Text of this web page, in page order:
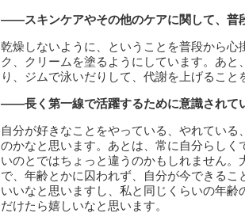
――スキンケアやその他のケアに関して、普
乾燥しないように、ということを普段から
ク、クリームを塗るようにしています。あ
り、ジムで泳いだりして、代謝を上げること
――長く第一線で活躍するために意識されて
自分が好きなことをやっている、やれてい
のかなと思います。あとは、常に自分らし
いのとではちょっと違うのかもしれません
で、年齢とかに囚われず、自分が今できる
いいなと思いますし、私と同じくらいの年
だけたら嬉しいなと思います。